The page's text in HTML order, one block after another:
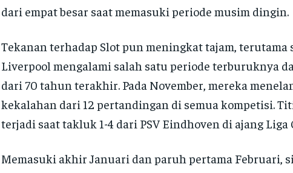
dari empat besar saat memasuki periode musim dingin.
Tekanan terhadap Slot pun meningkat tajam, terutama
Liverpool mengalami salah satu periode terburuknya
dari 70 tahun terakhir. Pada November, mereka
kekalahan dari 12 pertandingan di semua kompetisi.
terjadi saat takluk 1-4 dari PSV Eindhoven di ajang Liga
Memasuki akhir Januari dan paruh pertama Februari,